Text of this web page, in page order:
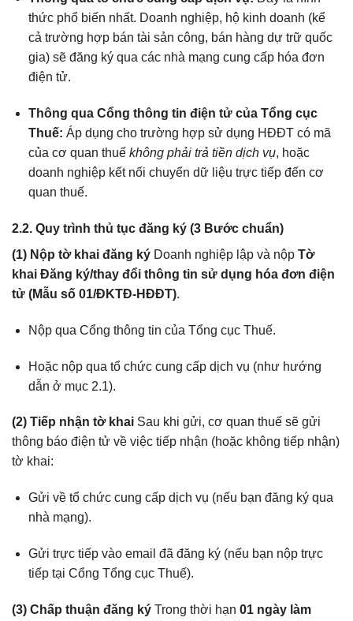
thức phổ biến nhất. Doanh nghiệp, hộ kinh doanh (kể
cả trường hợp bán tài sản công, bán hàng dự trữ quốc
gia) sẽ đăng ký qua các nhà mạng cung cấp hóa đơn
điện tử.
Thông qua Cổng thông tin điện tử của Tổng cục
Thuế: Áp dụng cho trường hợp sử dụng HĐĐT có mã
của cơ quan thuế không phải trả tiền dịch vụ, hoặc
doanh nghiệp kết nối chuyển dữ liệu trực tiếp đến cơ
quan thuế.
2.2. Quy trình thủ tục đăng ký (3 Bước chuẩn)
(1) Nộp tờ khai đăng ký Doanh nghiệp lập và nộp Tờ
khai Đăng ký/thay đổi thông tin sử dụng hóa đơn điện
tử (Mẫu số 01/ĐKTĐ-HĐĐT).
Nộp qua Cổng thông tin của Tổng cục Thuế.
Hoặc nộp qua tổ chức cung cấp dịch vụ (như hướng
dẫn ở mục 2.1).
(2) Tiếp nhận tờ khai Sau khi gửi, cơ quan thuế sẽ gửi
thông báo điện tử về việc tiếp nhận (hoặc không tiếp nhận)
tờ khai:
Gửi về tổ chức cung cấp dịch vụ (nếu bạn đăng ký qua
nhà mạng).
Gửi trực tiếp vào email đã đăng ký (nếu bạn nộp trực
tiếp tại Cổng Tổng cục Thuế).
(3) Chấp thuận đăng ký Trong thời hạn 01 ngày làm